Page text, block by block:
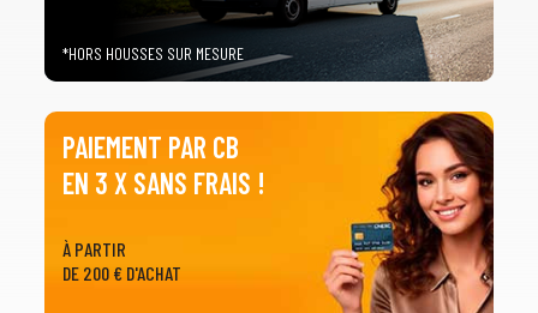
*HORS HOUSSES SUR MESURE
PAIEMENT PAR CB
EN 3 X SANS FRAIS !
À PARTIR
DE 200 € D'ACHAT